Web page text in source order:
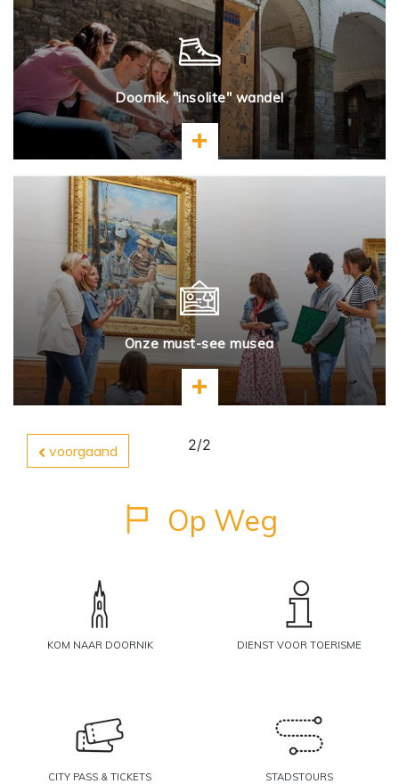
Doornik, "insolite" wandel
Meer informatie
Onze must-see musea
Meer informatie
voorgaand 2/2
Op Weg
KOM NAAR DOORNIK DIENST VOOR TOERISME
CITY PASS & TICKETS STADSTOURS